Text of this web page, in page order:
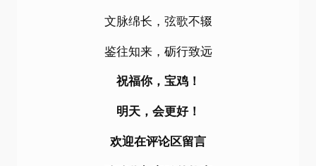
文脉绵长，弦歌不辍
鉴往知来，砺行致远
祝福你，宝鸡！
明天，会更好！
欢迎在评论区留言